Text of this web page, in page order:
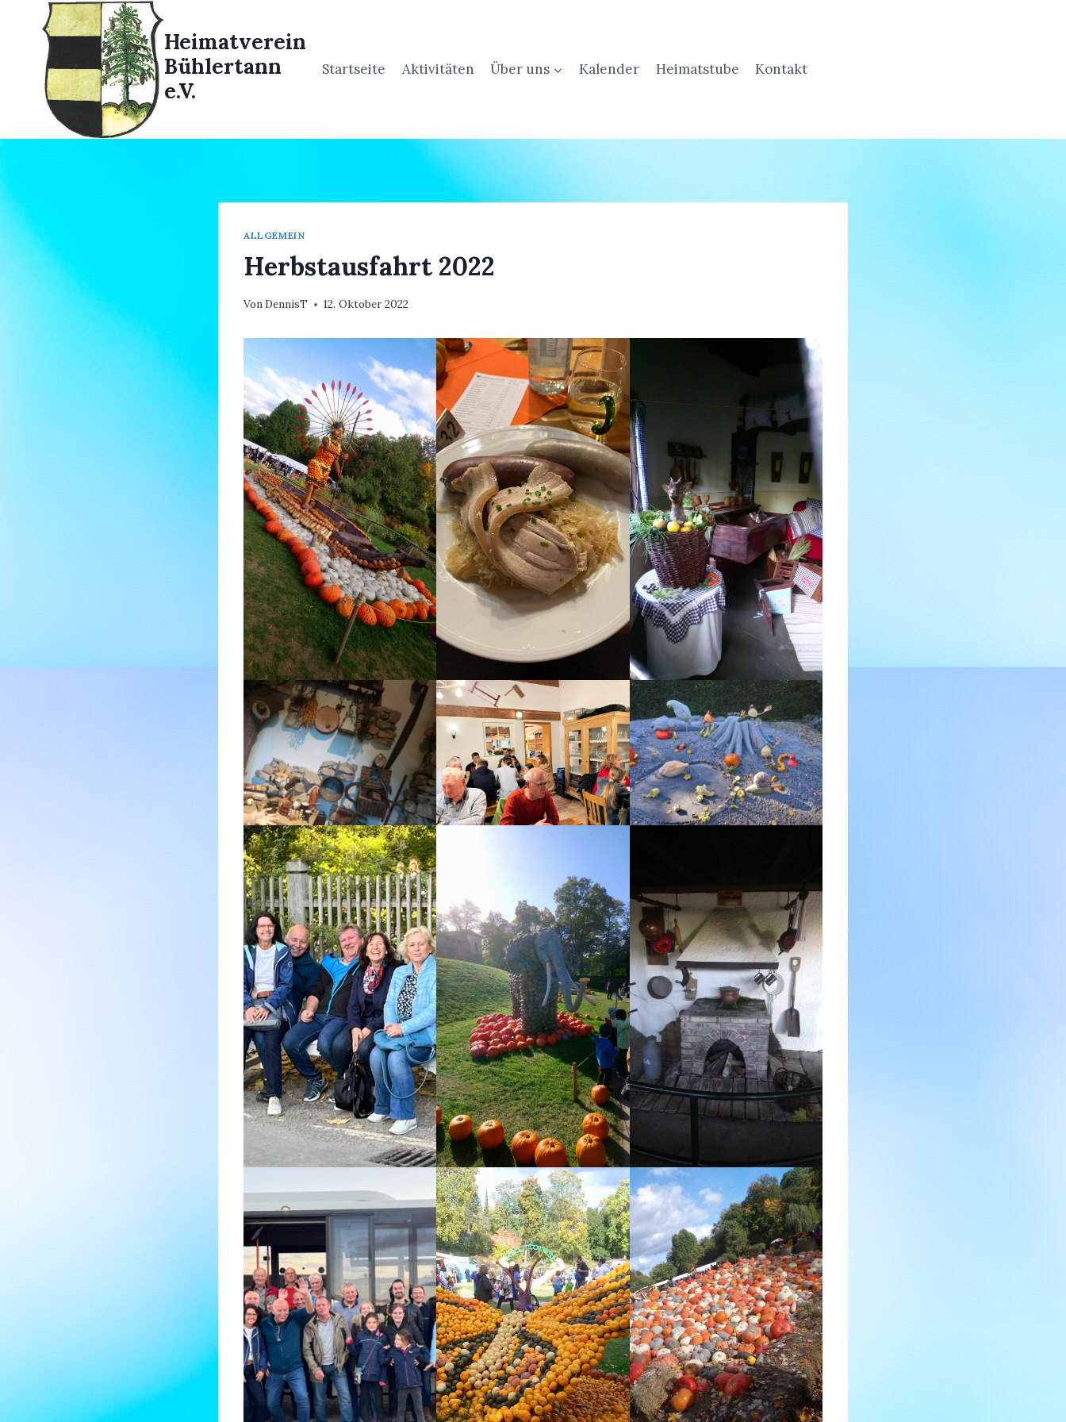
springen
Heimatverein
Bühlertann
e.V.
Startseite Aktivitäten Über uns Kalender Heimatstube Kontakt
ALLGEMEIN
Herbstausfahrt 2022
VonDennisT 12. Oktober 2022